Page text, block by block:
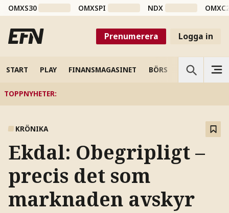
OMXS30 OMXSPI NDX
Prenumerera Logga in
START PLAY FINANSMAGASINET BÖRS VETENSKAP
TOPPNYHETER:
KRÖNIKA
Ekdal: Obegripligt –
precis det som
marknaden avskyr